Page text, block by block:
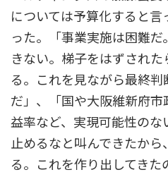
については予算化すると
った。「事業実施は困難
きない。梯子をはずされ
る。これを見ながら最終
だ」、「国や大阪維新府市
益率など、実現可能性のな
止めるなと叫んできたか
る。これを作り出してき